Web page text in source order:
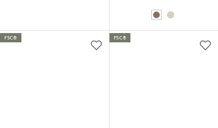
FSC® FSC®